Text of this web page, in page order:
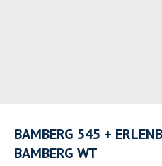
BAMBERG 545 +
BAMBERG WT